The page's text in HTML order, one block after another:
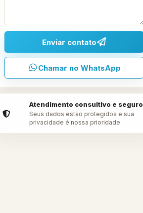
Enviar contato
Chamar no WhatsApp
Atendimento consultivo e seguro
Seus dados estão protegidos e sua
privacidade é nossa prioridade.